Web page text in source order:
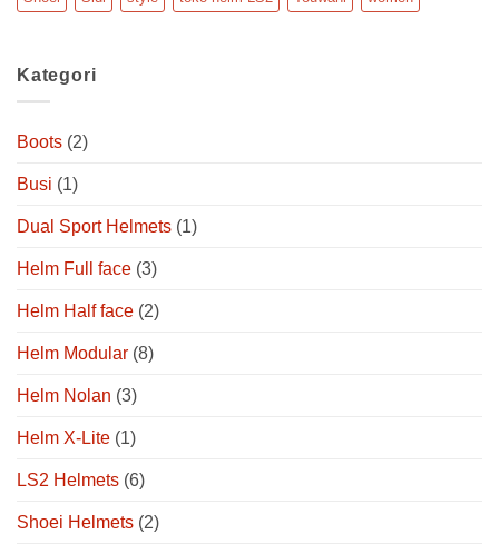
Kategori
Boots (2)
Busi (1)
Dual Sport Helmets (1)
Helm Full face (3)
Helm Half face (2)
Helm Modular (8)
Helm Nolan (3)
Helm X-Lite (1)
LS2 Helmets (6)
Shoei Helmets (2)